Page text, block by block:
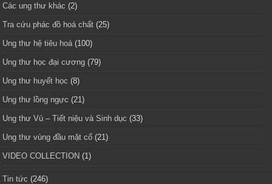
Các ung thư khác (2)
Tra cứu phác đồ hoá chất (25)
Ung thư hệ tiêu hoá (100)
Ung thư học đại cương (79)
Ung thư huyết học (8)
Ung thư lồng ngực (21)
Ung thư Vú – Tiết niệu và Sinh dục (33)
Ung thư vùng đầu mặt cổ (21)
VIDEO COLLECTION (1)
Tin tức (246)